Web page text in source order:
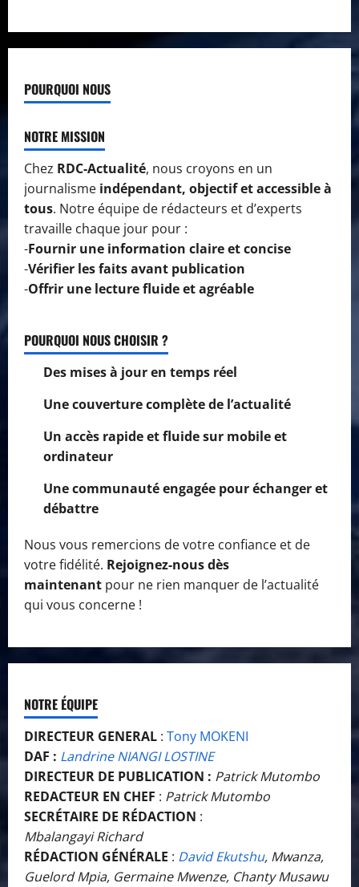
POURQUOI NOUS
NOTRE MISSION
Chez RDC-Actualité, nous croyons en un
journalisme indépendant, objectif et accessible à
tous. Notre équipe de rédacteurs et d’experts
travaille chaque jour pour :
-Fournir une information claire et concise
-Vérifier les faits avant publication
-Offrir une lecture fluide et agréable
POURQUOI NOUS CHOISIR ?
Des mises à jour en temps réel
Une couverture complète de l’actualité
Un accès rapide et fluide sur mobile et
ordinateur
Une communauté engagée pour échanger et
débattre
Nous vous remercions de votre confiance et de
votre fidélité. Rejoignez-nous dès
maintenant pour ne rien manquer de l’actualité
qui vous concerne !
NOTRE ÉQUIPE
DIRECTEUR GENERAL : Tony MOKENI
DAF : Landrine NIANGI LOSTINE
DIRECTEUR DE PUBLICATION : Patrick Mutombo
REDACTEUR EN CHEF : Patrick Mutombo
SECRÉTAIRE DE RÉDACTION :
Mbalangayi Richard
RÉDACTION GÉNÉRALE : David Ekutshu, Mwanza,
Guelord Mpia, Germaine Mwenze, Chanty Musawu